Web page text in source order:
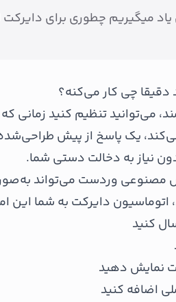
میگیریم چطوری برای
چی کار می‌کنه؟
می‌توانید تنظیم کنید زمانی که
یک پاسخ از پیش
نیاز به دخالت دستی شما.
وردست می‌تواند
دایرکت به شما این
کنید
نمایش دهید
اضافه کنید